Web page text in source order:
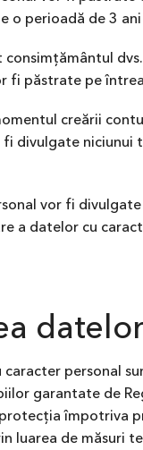
o perioadă de 3
consimțământul
fi păstrate pe
creării
divulgate
vor fi
a datelor cu
personal
garantate de
împotriva
luarea de măsuri